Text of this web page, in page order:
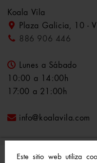
Este sitio web utiliza
Koala Vila
Plaza Galicia, 10 -
886 906 446
Lunes a Sábado
10:00 a 14:00h
17:00 a 21:00h
info@koalavila.com